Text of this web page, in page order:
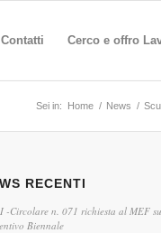
Contatti Cerco e offro
Sei in: Home / News /
RECENTI
-Circolare n. 071 richiesta al MEF
Biennale